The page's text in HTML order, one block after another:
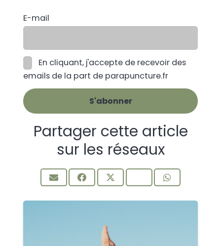
E-mail
En cliquant, j'accepte de recevoir des
emails de la part de parapuncture.fr
Partager cette article
sur les réseaux